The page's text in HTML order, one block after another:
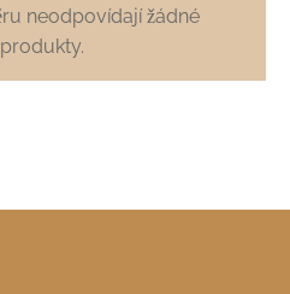
neodpovídají žádné
produkty.